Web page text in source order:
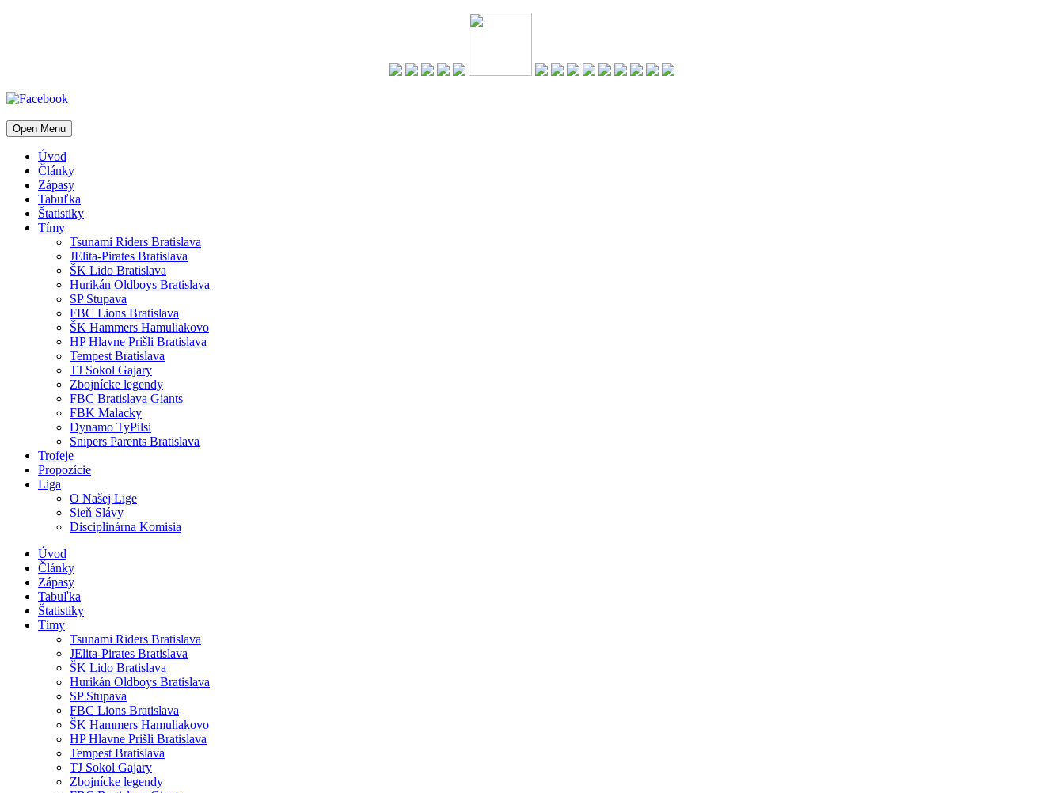
Open Menu
Úvod
Články
Zápasy
Tabuľka
Štatistiky
Tímy
Tsunami Riders Bratislava
JElita-Pirates Bratislava
ŠK Lido Bratislava
Hurikán Oldboys Bratislava
SP Stupava
FBC Lions Bratislava
ŠK Hammers Hamuliakovo
HP Hlavne Prišli Bratislava
Tempest Bratislava
TJ Sokol Gajary
Zbojnícke legendy
FBC Bratislava Giants
FBK Malacky
Dynamo TyPilsi
Snipers Parents Bratislava
Trofeje
Propozície
Liga
O Našej Lige
Sieň Slávy
Disciplinárna Komisia
Úvod
Články
Zápasy
Tabuľka
Štatistiky
Tímy
Tsunami Riders Bratislava
JElita-Pirates Bratislava
ŠK Lido Bratislava
Hurikán Oldboys Bratislava
SP Stupava
FBC Lions Bratislava
ŠK Hammers Hamuliakovo
HP Hlavne Prišli Bratislava
Tempest Bratislava
TJ Sokol Gajary
Zbojnícke legendy